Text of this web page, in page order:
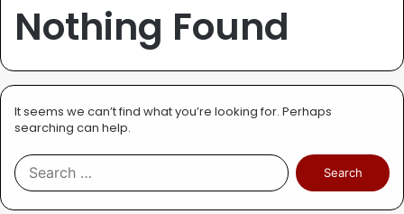
Nothing Found
It seems we can’t find what you’re looking for. Perhaps
searching can help.